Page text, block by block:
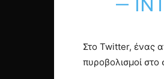
—
Στο Twitter, ένας
πυροβολισμοί στο